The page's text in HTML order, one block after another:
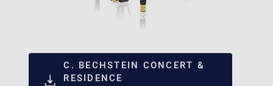
C. BECHSTEIN CONCERT &
RESIDENCE